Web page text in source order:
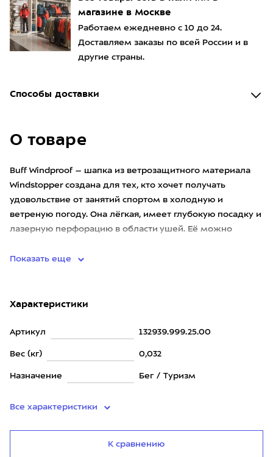
магазине в Москве
Работаем ежедневно с 10 до 24.
Доставляем заказы по всей России и в
другие страны.
Способы доставки
О товаре
Buff Windproof – шапка из ветрозащитного материала
Windstopper создана для тех, кто хочет получать
удовольствие от занятий спортом в холодную и
ветреную погоду. Она лёгкая, имеет глубокую посадку и
лазерную перфорацию в области ушей. Её можно
Показать еще
Характеристики
Артикул 132939.999.25.00
Вес (кг) 0,032
Назначение Бег / Туризм
Все характеристики
К сравнению